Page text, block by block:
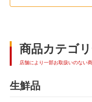
商品カテゴ
店舗により一部お取扱いのない
生鮮品